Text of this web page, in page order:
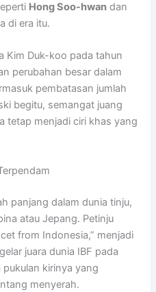
Hong Soo-hwan dan
di era itu.
Kim Duk-koo pada tahun
perubahan besar dalam
pembatasan jumlah
begitu, semangat juang
tetap menjadi ciri khas yang
panjang dalam dunia tinju,
atau Jepang. Petinju
from Indonesia,” menjadi
juara dunia IBF pada
kirinya yang
menyerah.